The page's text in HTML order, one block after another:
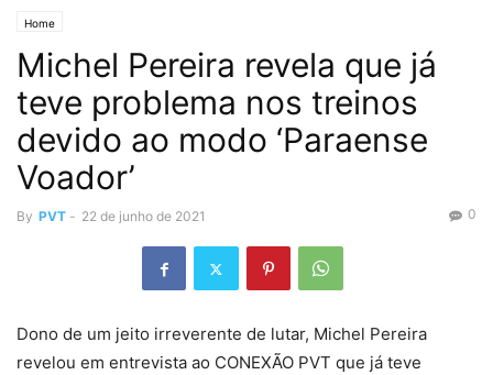
Home
Michel Pereira revela que já
teve problema nos treinos
devido ao modo ‘Paraense
Voador’
By PVT - 22 de junho de 2021 0
Dono de um jeito irreverente de lutar, Michel Pereira
revelou em entrevista ao CONEXÃO PVT que já teve